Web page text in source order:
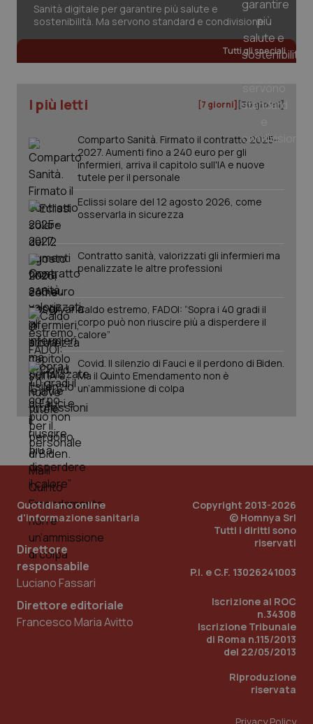
Sanità digitale per garantire più salute e
sostenibilità. Ma servono standard e condivisione
Tutti gli speciali
I più letti [7 giorni] [30 giorni]
Comparto Sanità. Firmato il contratto 2025-
2027. Aumenti fino a 240 euro per gli
infermieri, arriva il capitolo sull'IA e nuove
tutele per il personale
Eclissi solare del 12 agosto 2026, come
osservarla in sicurezza
Contratto sanità, valorizzati gli infermieri ma
penalizzate le altre professioni
Caldo estremo, FADOI: “Sopra i 40 gradi il
corpo può non riuscire più a disperdere il
calore”
Covid. Il silenzio di Fauci e il perdono di Biden.
Ma il Quinto Emendamento non è
un’ammissione di colpa
Quotidiano online
d'informazione sanitaria
Direttore
responsabile
Luciano Fassari
Direttore editoriale
Francesco Maria Avitto
Copyright 2013-2026
© Homnya Srl
Tutti i diritti sono
riservati
P.I. e C.F. 13026241003
Iscrizione al ROC
n.34308
Iscrizione Tribunale
di Roma n.115/2013
del 22/05/2013
Riproduzione
riservata
PHPSESSID
PHP.net
www.quotidianosanita.it
_ga_KM60CM4NPH
Nome
_ga_0VMQEQKQ1N .quotidianosanita.it
1 anno 1
Questo
viene
utilizzato
da Google
Analytics
per
lo stato
sessione.
Nome /Dominio Scadenza
VISITOR_INFO1_LIVE
settimane